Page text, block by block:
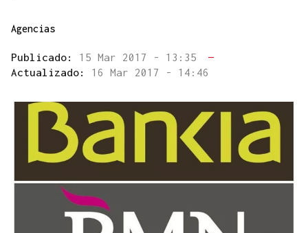
Agencias
Publicado: 15 Mar 2017 - 13:35
—
Actualizado: 16 Mar 2017 - 14:46